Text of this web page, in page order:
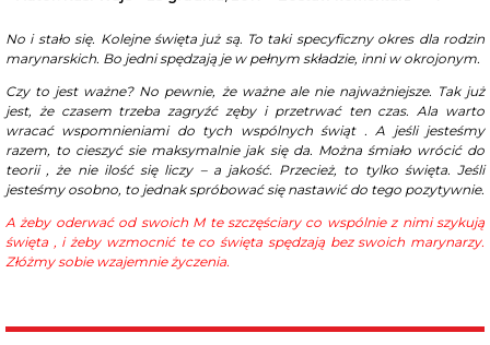
No i stało się. Kolejne święta już są. To taki specyficzny okres dla rodzin
marynarskich. Bo jedni spędzają je w pełnym składzie, inni w okrojonym.
Czy to jest ważne? No pewnie, że ważne ale nie najważniejsze. Tak już
jest, że czasem trzeba zagryźć zęby i przetrwać ten czas. Ala warto
wracać wspomnieniami do tych wspólnych świąt . A jeśli jesteśmy
razem, to cieszyć sie maksymalnie jak się da. Można śmiało wrócić do
teorii , że nie ilość się liczy – a jakość. Przecież, to tylko święta. Jeśli
jesteśmy osobno, to jednak spróbować się nastawić do tego pozytywnie.
A żeby oderwać od swoich M te szczęściary co wspólnie z nimi szykują
święta , i żeby wzmocnić te co święta spędzają bez swoich marynarzy.
Złóżmy sobie wzajemnie życzenia.